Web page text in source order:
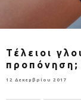
Τέλειοι
προπόνηση;
12 Δεκεμβρίου 2017